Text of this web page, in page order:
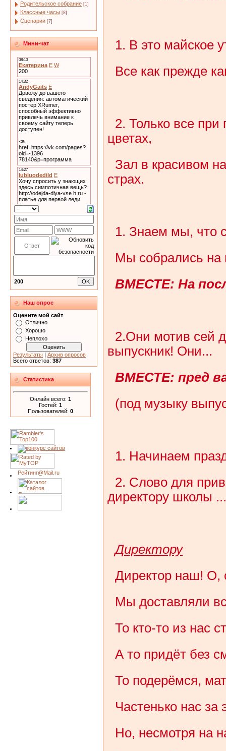
Родительское собрание [1]
Классные часы [8]
Сценарии [7]
Мини-чат
200
Наш опрос
Оцените мой сайт
Отлично
Хорошо
Неплохо
Результаты | Архив опросов
Всего ответов: 387
Статистика
Онлайн всего: 1
Гостей: 1
Пользователей: 0
1. В это майское
Все как прежде
2. Только все
цветах,
Зал в красивом
страх.
1. Знаем мы, что
Мы собрались на
ВМЕСТЕ: На
2.Они мотив сей
выпускник! Они...
ВМЕСТЕ: пред
(под музыку
1. Начинаем
2. Слово для
директору школы
Директору
Директор наш! О,
Мы доставляли
То кто-то из нас
А то придёт без
То подерёмся,
Частенько нас за
Но, несмотря на